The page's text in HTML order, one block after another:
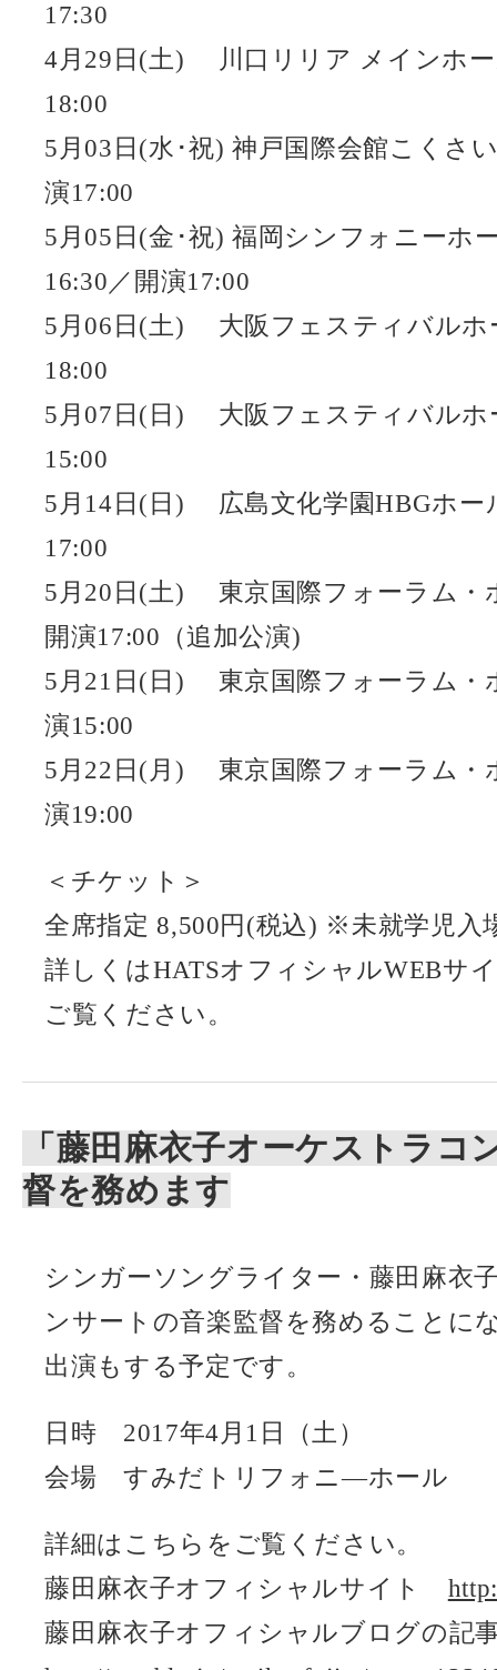
17:30
4月29日(土) 川口リリア メインホー
18:00
5月03日(水･祝) 神戸国際会館こくさ
演17:00
5月05日(金･祝) 福岡シンフォニーホ
16:30／開演17:00
5月06日(土) 大阪フェスティバルホ
18:00
5月07日(日) 大阪フェスティバルホ
15:00
5月14日(日) 広島文化学園HBGホー
17:00
5月20日(土) 東京国際フォーラム
開演17:00（追加公演)
5月21日(日) 東京国際フォーラム・
演15:00
5月22日(月) 東京国際フォーラム・
演19:00
＜チケット＞
全席指定 8,500円(税込) ※未就学児入
詳しくはHATSオフィシャルWEB
ご覧ください。
「藤田麻衣子オーケストラコ
督を務めます
シンガーソングライター・藤田麻衣
ンサートの音楽監督を務めることに
出演もする予定です。
日時 2017年4月1日（土）
会場 すみだトリフォニ―ホール
詳細はこちらをご覧ください。
藤田麻衣子オフィシャルサイト
藤田麻衣子オフィシャルブログの